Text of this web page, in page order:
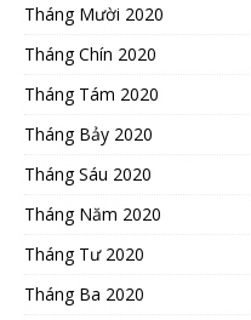
Tháng Mười 2020
Tháng Chín 2020
Tháng Tám 2020
Tháng Bảy 2020
Tháng Sáu 2020
Tháng Năm 2020
Tháng Tư 2020
Tháng Ba 2020